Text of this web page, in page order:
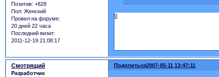
Позитив: +828
Пол: Женский
Провел на форуме:
20 дней 22 часа
Последний визит:
2011-12-19 21:08:17
0
Поделиться2007-05-11 13:47:11
Смотрящий
Разработчик